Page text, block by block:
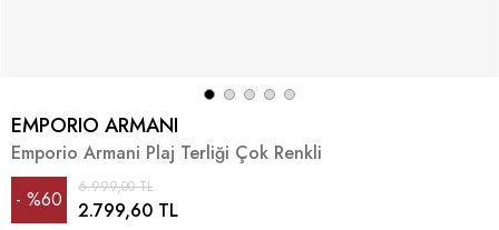
EMPORIO ARMANI
Emporio Armani Plaj Terliği Çok Renkli
%60
6.999,00 TL
2.799,60 TL